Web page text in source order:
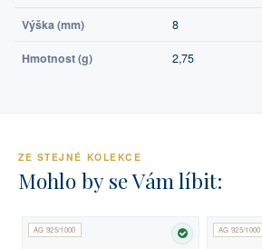
Výška (mm) 8
Hmotnost (g) 2,75
ZE STEJNÉ KOLEKCE
Mohlo by se Vám líbit:
AG 925/1000
SKLADEM
AG 925/1000